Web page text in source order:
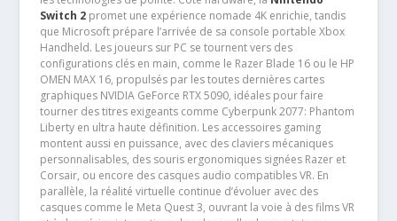
Switch 2promet une expérience nomade 4K enrichie, tandis
que Microsoft prépare l’arrivée de sa console portable Xbox
Handheld. Les joueurs sur PC se tournent vers des
configurations clés en main, comme le Razer Blade 16 ou le HP
OMEN MAX 16, propulsés par les toutes dernières cartes
graphiques NVIDIA GeForce RTX 5090, idéales pour faire
tourner des titres exigeants comme Cyberpunk 2077: Phantom
Liberty en ultra haute définition. Les accessoires gaming
montent aussi en puissance, avec des claviers mécaniques
personnalisables, des souris ergonomiques signées Razer et
Corsair, ou encore des casques audio compatibles VR. En
parallèle, la réalité virtuelle continue d’évoluer avec des
casques comme le Meta Quest 3, ouvrant la voie à des films VR